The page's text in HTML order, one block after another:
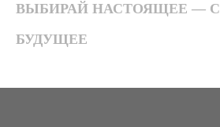
ВЫБИРАЙ НАСТОЯЩЕЕ —
БУДУЩЕЕ